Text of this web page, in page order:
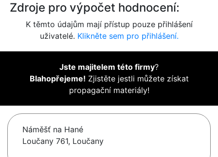
Zdroje pro výpočet hodnocení:
K těmto údajům mají přístup pouze přihlášení
uživatelé. Klikněte sem pro přihlášení.
Jste majitelem této firmy?
Blahopřejeme! Zjistěte jestli můžete získat
propagační materiály!
Náměšť na Hané
Loučany 761, Loučany